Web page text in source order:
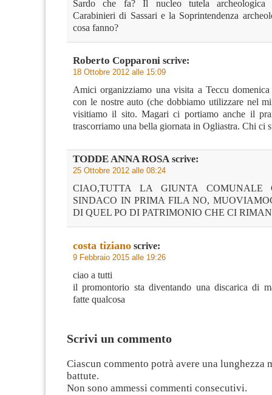
Sardo che fa? Il nucleo tutela archeologica
Carabinieri di Sassari e la Soprintendenza
cosa fanno?
Roberto Copparoni scrive:
18 Ottobre 2012 alle 15:09
Amici organizziamo una visita a Teccu
con le nostre auto (che dobbiamo utilizzare nel
visitiamo il sito. Magari ci portiamo anche il
trascorriamo una bella giornata in Ogliastra. Chi ci
TODDE ANNA ROSA scrive:
25 Ottobre 2012 alle 08:24
CIAO,TUTTA LA GIUNTA
SINDACO IN PRIMA FILA NO,
DI QUEL PO DI PATRIMONIO CHE CI
costa tiziano scrive:
9 Febbraio 2015 alle 19:26
ciao a tutti
il promontorio sta diventando una discarica di
fatte qualcosa
Scrivi un commento
Ciascun commento potrà avere una lunghezza
battute.
Non sono ammessi commenti consecutivi.